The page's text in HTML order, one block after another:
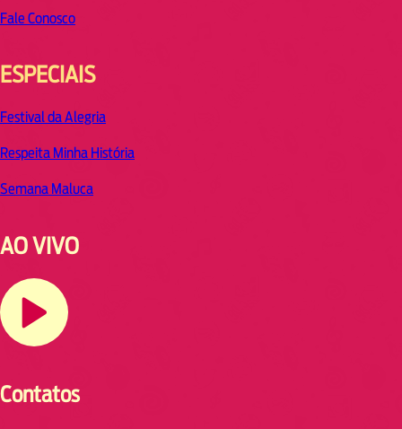
Fale Conosco
ESPECIAIS
Festival da Alegria
Respeita Minha História
Semana Maluca
AO VIVO
Contatos